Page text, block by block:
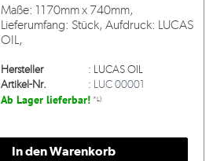
Maße: 1170mm x 740mm,
Lieferumfang: Stück, Aufdruck: LUCAS
OIL,
Hersteller : LUCAS OIL
Artikel-Nr.
: LUC 00001
Ab Lager lieferbar! *L)